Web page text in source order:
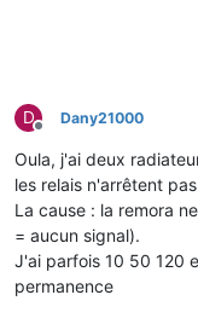
D
Offline
Dany21000
Oula, j'ai deux
les relais n'arrêtent
La cause : la remora
= aucun signal).
J'ai parfois 10 50 120
permanence